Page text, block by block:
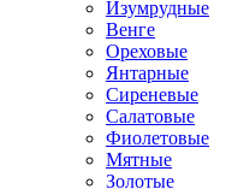
Изумрудные
Венге
Ореховые
Янтарные
Сиреневые
Салатовые
Фиолетовые
Мятные
Золотые